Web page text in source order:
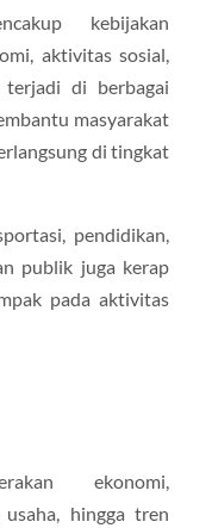
kebijakan
aktivitas sosial,
terjadi di berbagai
masyarakat
di tingkat
pendidikan,
publik juga kerap
pada aktivitas
ekonomi,
hingga tren